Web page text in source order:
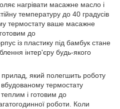
нагрівати масажне масло і
температуру до 40 градусів
термостату ваше масажне
до
із пластику під бамбук стане
інтер'єру будь-якого
який полегшить роботу
термостату
і готовим до
роботи. Коли